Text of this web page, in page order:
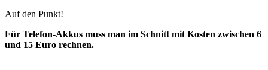
Auf den Punkt!
Für Telefon-Akkus muss man im Schnitt mit Kosten zwischen 6
und 15 Euro rechnen.